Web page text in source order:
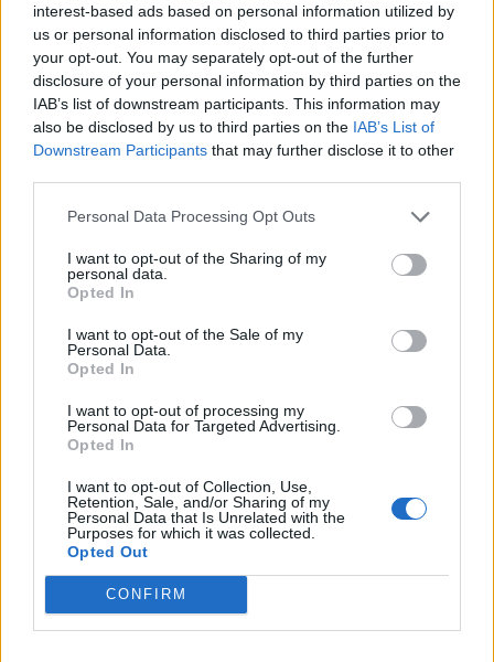
interest-based ads based on personal information utilized by
us or personal information disclosed to third parties prior to
your opt-out. You may separately opt-out of the further
disclosure of your personal information by third parties on the
IAB’s list of downstream participants. This information may
also be disclosed by us to third parties on the IAB’s List of
Downstream Participants that may further disclose it to other
Personal Data Processing Opt Outs
I want to opt-out of the Sharing of my
personal data.
Opted In
I want to opt-out of the Sale of my
Personal Data.
Opted In
I want to opt-out of processing my
Personal Data for Targeted Advertising.
Opted In
I want to opt-out of Collection, Use,
Retention, Sale, and/or Sharing of my
Personal Data that Is Unrelated with the
Purposes for which it was collected.
Opted Out
CONFIRM
3ο ΓΕΛ Καλαμάτας: Επιμόρφωση
εκπαιδευτικών για τη διαφορετικότητα και
τον σχολικό εκφοβισμό
Δυναμική και ανοδική πορεία για το Τμήμα
Ψηφιακών Συστημάτων στις Πανελλαδικές –
Δείτε γιατί
25/07/2026 09:07